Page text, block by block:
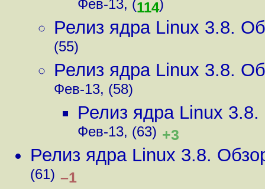
Фев-13, (114)
Релиз ядра Linux 3.8.
(55)
Релиз ядра Linux 3.8.
Фев-13, (58)
Релиз ядра Linux
Фев-13, (63) +3
Релиз ядра Linux 3.8.
(61) –1